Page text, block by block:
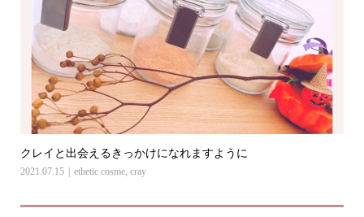
クレイと出会えるきっかけになれますように
2021.07.15 ethetic cosme, cray